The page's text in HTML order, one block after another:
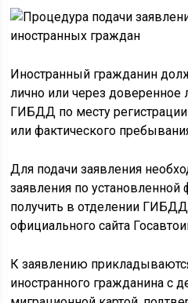
Иностранный гражданин
лично или через доверенное
ГИБДД по месту регистрации
или фактического
Для подачи заявления
заявления по
получить в отделении ГИБДД
официального сайта
К заявлению
иностранного гражданина с